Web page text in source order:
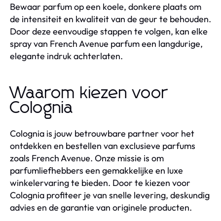
Bewaar parfum op een koele, donkere plaats om
de intensiteit en kwaliteit van de geur te behouden.
Door deze eenvoudige stappen te volgen, kan elke
spray van French Avenue parfum een langdurige,
elegante indruk achterlaten.
Waarom kiezen voor
Colognia
Colognia is jouw betrouwbare partner voor het
ontdekken en bestellen van exclusieve parfums
zoals French Avenue. Onze missie is om
parfumliefhebbers een gemakkelijke en luxe
winkelervaring te bieden. Door te kiezen voor
Colognia profiteer je van snelle levering, deskundig
advies en de garantie van originele producten.